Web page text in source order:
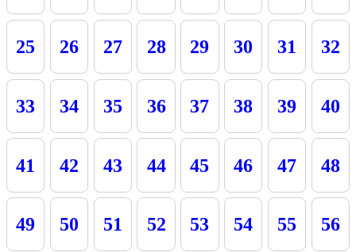
25 26 27 28 29 30 31 32
33 34 35 36 37 38 39 40
41 42 43 44 45 46 47 48
49 50 51 52 53 54 55 56